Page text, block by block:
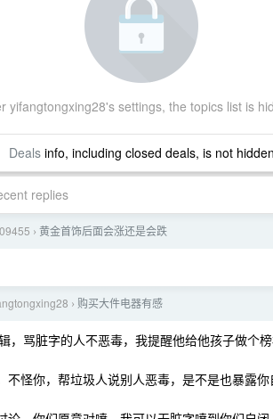
yifangtongxing28's settings, the topics list is
Dealsinfo, including closed deals, is not
replies
› 黄金首饰后面会涨还是会跌
› 购买大件电器有感
，骂脏字的人不恶毒，我提醒他给他孩子做个
不怪你，帮垃圾人说别人恶毒，是不是也暴露